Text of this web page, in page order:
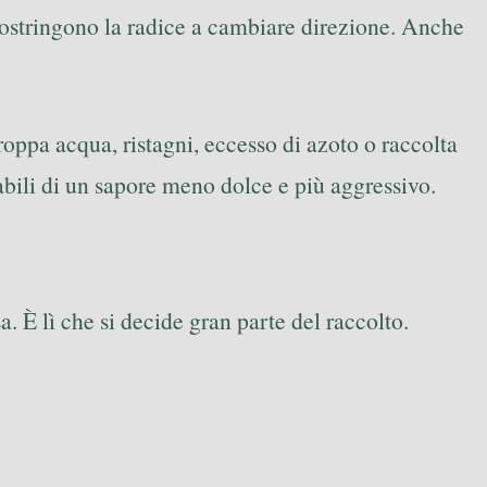
la radice a cambiare direzione. Anche
acqua, ristagni, eccesso di azoto o raccolta
di un sapore meno dolce e più aggressivo.
È lì che si decide gran parte del raccolto.